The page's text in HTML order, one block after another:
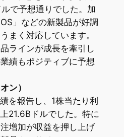
で予想通りでした。加
」などの新製品が好調
まく対応しています。
ラインが成長を牽引し
績もポジティブに予想
ン）
を報告し、1株当たり利
21.6Bドルでした。特に
増加が収益を押し上げ